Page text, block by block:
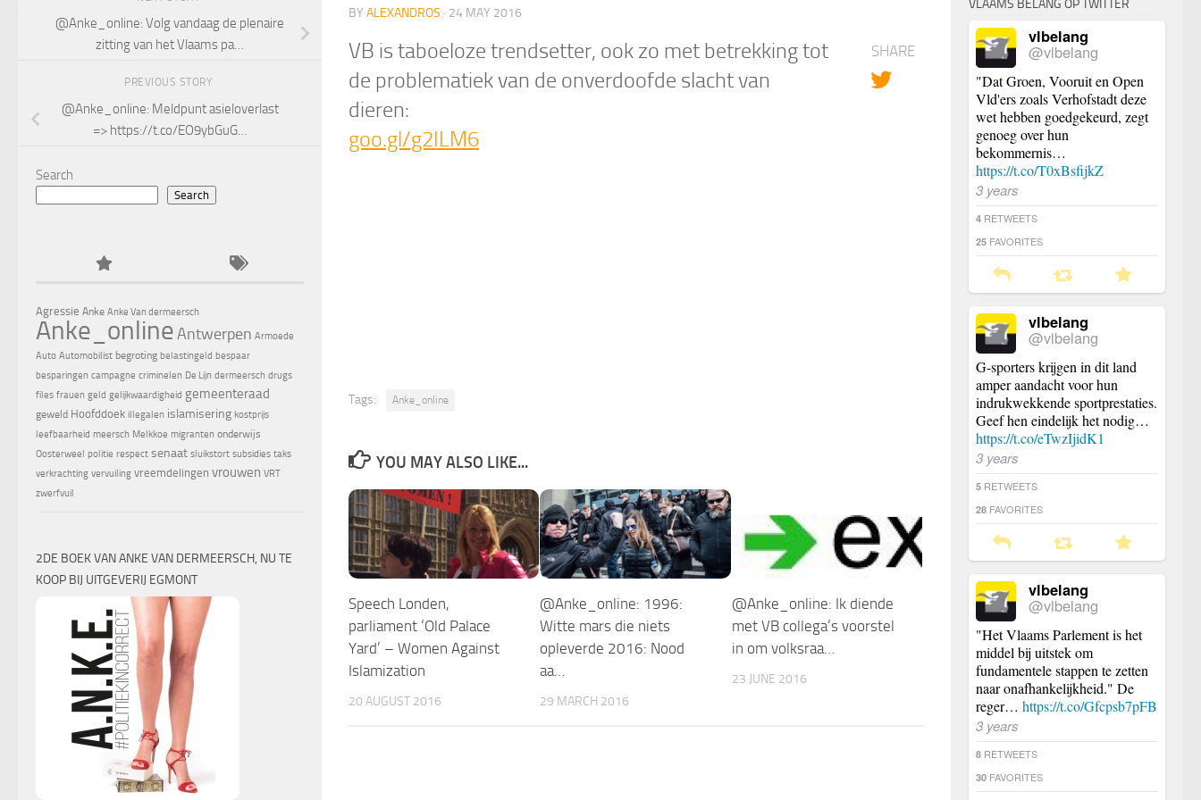
BY ALEXANDROS · 24 MAY 2016
VB is taboeloze trendsetter, ook zo met betrekking tot
de problematiek van de onverdoofde slacht van
dieren:
goo.gl/g2ILM6
SHARE
Tags: Anke_online
YOU MAY ALSO LIKE...
Speech Londen,
parliament ‘Old Palace
Yard’ – Women Against
Islamization
20 AUGUST 2016
@Anke_online: 1996:
Witte mars die niets
opleverde 2016: Nood
aa…
29 MARCH 2016
@Anke_online: Ik diende
met VB collega’s voorstel
in om volksraa…
23 JUNE 2016
@Anke_online: Volg vandaag de plenaire
zitting van het Vlaams pa…
PREVIOUS STORY
@Anke_online: Meldpunt asieloverlast
=> https://t.co/EO9ybGuG…
Search
Search
Agressie Anke Anke Van dermeersch
Anke_onlineAntwerpen Armoede
Auto Automobilist begroting belastingeld bespaar
besparingen campagne criminelen De Lijn dermeersch drugs
files frauen geld gelijkwaardigheid gemeenteraad
geweld Hoofddoek illegalen islamisering kostprijs
leefbaarheid meersch Melkkoe migranten onderwijs
Oosterweel politie respect senaat sluikstort subsidies taks
verkrachting vervuiling vreemdelingen vrouwen VRT
zwerfvuil
2DE BOEK VAN ANKE VAN DERMEERSCH, NU TE
KOOP BIJ UITGEVERIJ EGMONT
VLAAMS BELANG OP TWITTER
vlbelang
@vlbelang
"Dat Groen, Vooruit en Open
Vld'ers zoals Verhofstadt deze
wet hebben goedgekeurd, zegt
genoeg over hun
bekommernis…
https://t.co/T0xBsfijkZ
3 years
4 RETWEETS
25 FAVORITES
vlbelang
@vlbelang
G-sporters krijgen in dit land
amper aandacht voor hun
indrukwekkende sportprestaties.
Geef hen eindelijk het nodig…
https://t.co/eTwzIjidK1
3 years
5 RETWEETS
28 FAVORITES
vlbelang
@vlbelang
"Het Vlaams Parlement is het
middel bij uitstek om
fundamentele stappen te zetten
naar onafhankelijkheid." De
reger… https://t.co/Gfcpsb7pFB
3 years
8 RETWEETS
30 FAVORITES